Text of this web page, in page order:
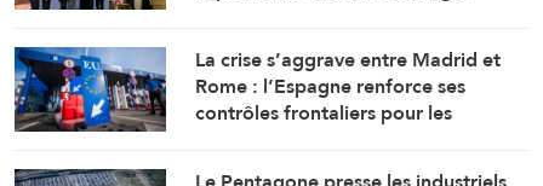
La crise s’aggrave entre Madrid et
Rome : l’Espagne renforce ses
contrôles frontaliers pour les